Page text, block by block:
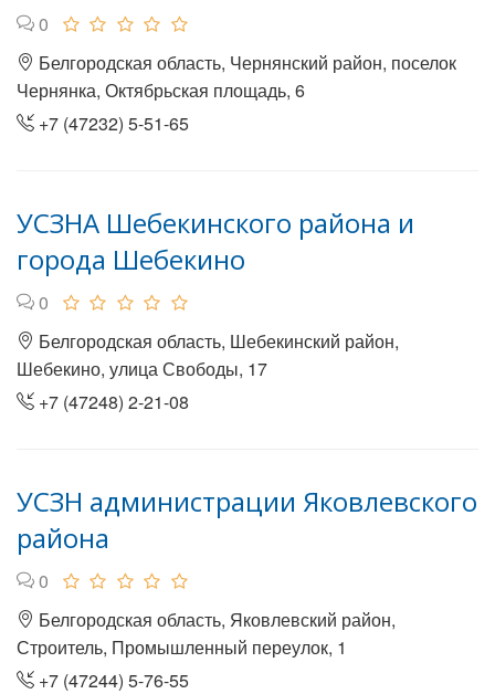
0
Белгородская область, Чернянский район, поселок
Чернянка, Октябрьская площадь, 6
+7 (47232) 5-51-65
УСЗНА Шебекинского района и
города Шебекино
0
Белгородская область, Шебекинский район,
Шебекино, улица Свободы, 17
+7 (47248) 2-21-08
УСЗН администрации Яковлевского
района
0
Белгородская область, Яковлевский район,
Строитель, Промышленный переулок, 1
+7 (47244) 5-76-55